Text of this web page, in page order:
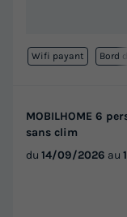
Wifi payant Bord
MOBILHOME 6
sans clim
du 14/09/2026 au